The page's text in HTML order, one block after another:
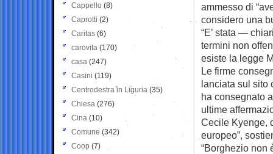
ammesso di
considero una
“E’ stata —
termini non
esiste la legge
Le firme
lanciata sul sito
ha consegnato
ultime
Cecile Kyenge,
europeo”,
“Borghezio non
Cappello (8)
Caprotti (2)
Caritas (6)
carovita (170)
casa (247)
Casini (119)
Centrodestra in Liguria (35)
Chiesa (276)
Cina (10)
Comune (342)
Coop (7)